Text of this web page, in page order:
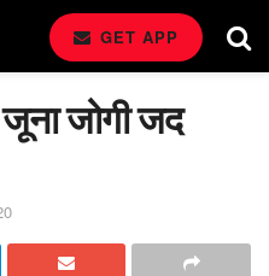
GET APP
जोगी जद